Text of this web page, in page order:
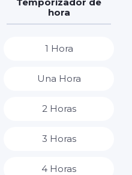
hora
1 Hora
Una Hora
2 Horas
3 Horas
4 Horas